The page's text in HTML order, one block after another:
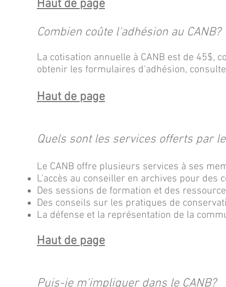
Haut de page
Combien coûte l'adhésion au CANB?
La cotisation annuelle à CANB est de 45$,
obtenir les formulaires d'adhésion,
Haut de page
Quels sont les services offerts par le
Le CANB offre plusieurs services à ses
L'accès au conseiller en archives pour des
Des sessions de formation et des
Des conseils sur les pratiques de
La défense et la représentation de la
Haut de page
Puis-je m'impliquer dans le CANB?